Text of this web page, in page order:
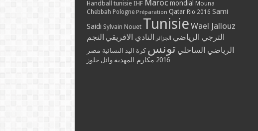
Handball tunisie IHF Maroc mondial Mouna
Chebbah Pologne Préparation Qatar Rio 2016 Sami
Saidi Sylvain Nouet Tunisie Wael Jallouz
الترجي الرياضي الجزائر النادي الافريقي النجم
الرياضي الساحلي تونس كرة اليد النسائية مصر
2016 مكارم المهدية وائل جلوز